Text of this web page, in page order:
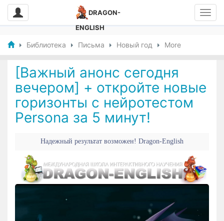
DRAGON-
ENGLISH
Библиотека Письма Новый год More
[Важный анонс сегодня
вечером] + откройте новые
горизонты с нейротестом
Persona за 5 минут!
Надежный результат возможен! Dragon-English